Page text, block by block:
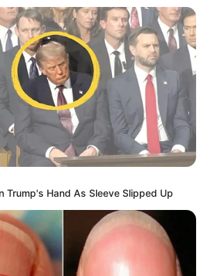
Trump's Hand As Sleeve Slipped Up